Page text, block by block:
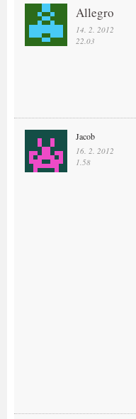
Allegro
14. 2. 2012
22.03
Jacob
16. 2. 2012
1.58